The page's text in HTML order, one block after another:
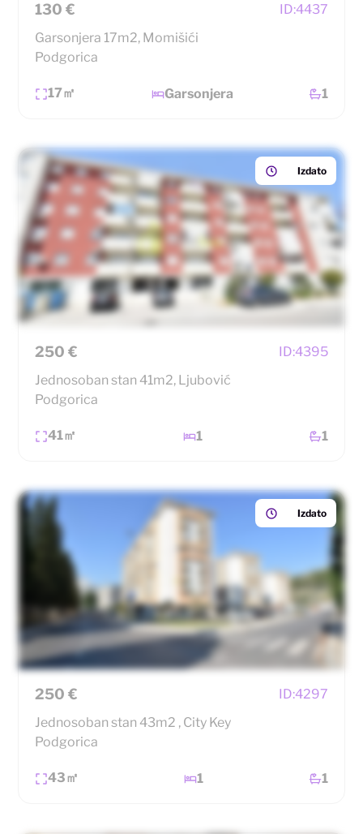
130 € ID:4437
Garsonjera 17m2, Momišići
Podgorica
17㎡ Garsonjera 1
Izdato
250 € ID:4395
Jednosoban stan 41m2, Ljubović
Podgorica
41㎡ 1 1
Izdato
250 € ID:4297
Jednosoban stan 43m2 , City Key
Podgorica
43㎡ 1 1